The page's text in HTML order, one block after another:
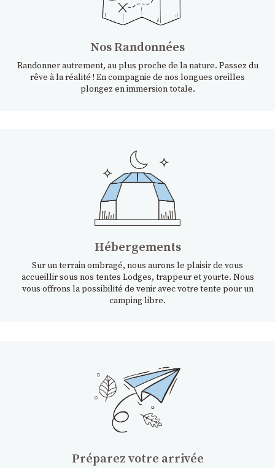
Nos Randonnées
Randonner autrement, au plus proche de la nature. Passez du
rêve à la réalité ! En compagnie de nos longues oreilles
plongez en immersion totale.
Hébergements
Sur un terrain ombragé, nous aurons le plaisir de vous
accueillir sous nos tentes Lodges, trappeur et yourte. Nous
vous offrons la possibilité de venir avec votre tente pour un
camping libre.
Préparez votre arrivée